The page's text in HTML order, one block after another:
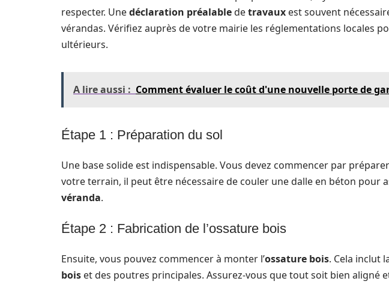
respecter. Unedéclaration préalabledetravaux est souvent
vérandas. Vérifiez auprès de votre mairie les réglementations locales
ultérieurs.
A lire aussi : Comment évaluer le coût d'une nouvelle porte de
Étape 1 : Préparation du sol
Une base solide est indispensable. Vous devez commencer par
votre terrain, il peut être nécessaire de couler une dalle en béton pour
véranda.
Étape 2 : Fabrication de l’ossature bois
Ensuite, vous pouvez commencer à monter l’ossature bois. Cela inclut
bois et des poutres principales. Assurez-vous que tout soit bien aligné